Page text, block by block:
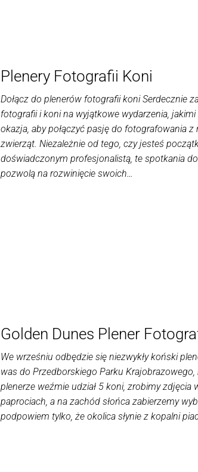
Plenery Fotografii Koni
Dołącz do plenerów fotografii koni Serdecznie
fotografii i koni na wyjątkowe wydarzenia,
okazja, aby połączyć pasję do fotografowania
zwierząt. Niezależnie od tego, czy jesteś
doświadczonym profesjonalistą, te spotkania
pozwolą na rozwinięcie swoich…
Golden Dunes Plener
We wrześniu odbędzie się niezwykły koński
was do Przedborskiego Parku
plenerze weźmie udział 5 koni, zrobimy
paprociach, a na zachód słońca zabierzemy
podpowiem tylko, że okolica słynie z kopalni